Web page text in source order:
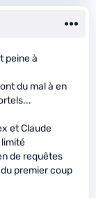
peine à
du mal à en
et Claude
de requêtes
premier coup